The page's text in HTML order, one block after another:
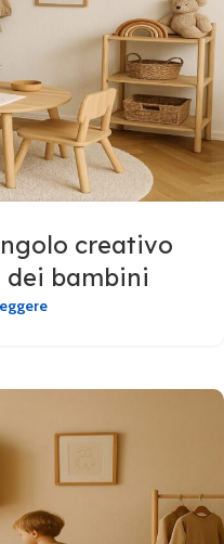
creativo
dei bambini